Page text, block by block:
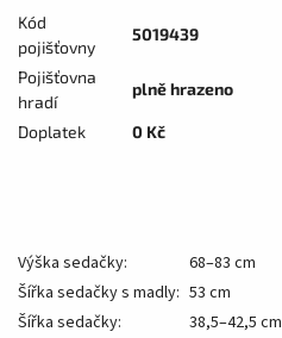
Kód
pojišťovny
5019439
Pojišťovna
hradí
plně hrazeno
Doplatek 0 Kč
Výška sedačky:
68–83 cm
Šířka sedačky s madly: 53 cm
Šířka sedačky:
38,5–42,5 cm